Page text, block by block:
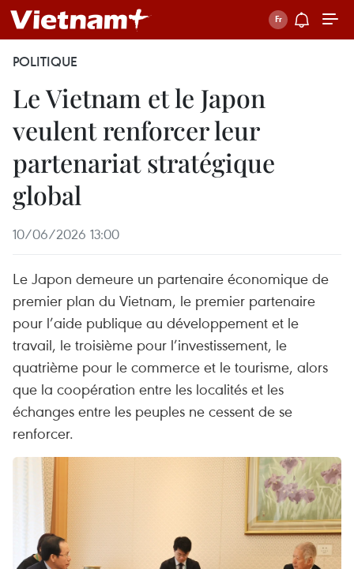
POLITIQUE
Le Vietnam et le Japon
veulent renforcer leur
partenariat stratégique
global
10/06/2026 13:00
Le Japon demeure un partenaire économique de
premier plan du Vietnam, le premier partenaire
pour l’aide publique au développement et le
travail, le troisième pour l’investissement, le
quatrième pour le commerce et le tourisme, alors
que la coopération entre les localités et les
échanges entre les peuples ne cessent de se
renforcer.